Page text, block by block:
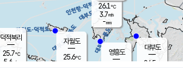
26.1℃
3.7m/s
-mm
영흥도
자월도
25.6℃
대부도
24.5
덕적북리
25.7℃
5.6 m/s